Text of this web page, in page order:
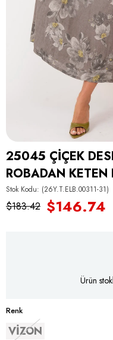
25045 ÇİÇEK
ROBADAN KETEN
Stok Kodu (26Y.T.ELB.00311-31)
$183.42 $146.74
Ürün
Renk
VİZON